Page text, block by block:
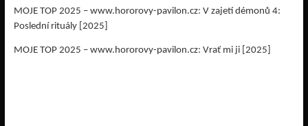
MOJE TOP 2025 – www.hororovy-pavilon.cz: V zajetí démonů 4:
Poslední rituály [2025]
MOJE TOP 2025 – www.hororovy-pavilon.cz: Vrať mi ji [2025]